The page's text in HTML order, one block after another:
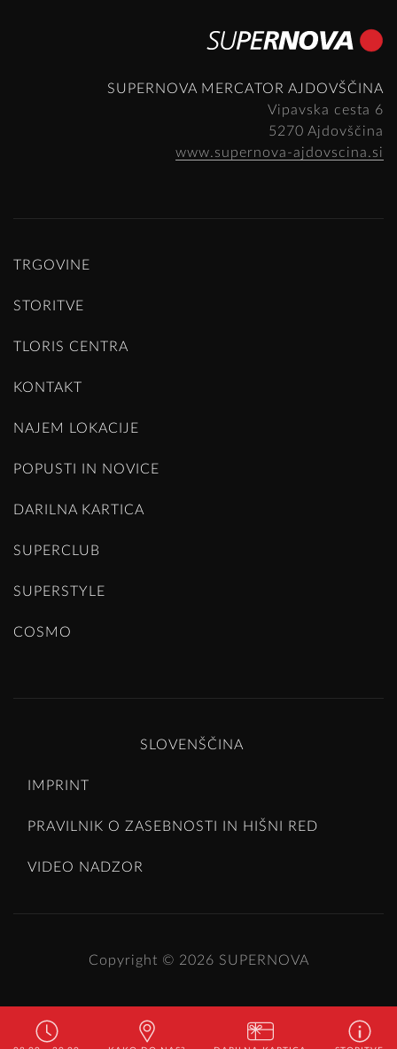
TRGOVINE
STORITVE
TLORIS CENTRA
KONTAKT
NAJEM LOKACIJE
POPUSTI IN NOVICE
DARILNA KARTICA
SUPERCLUB
SUPERSTYLE
COSMO
SUPERNOVA MERCATOR AJDOVŠČINA
Vipavska cesta 6
5270 Ajdovščina
www.supernova-ajdovscina.si
SLOVENŠČINA
IMPRINT
PRAVILNIK O ZASEBNOSTI IN HIŠNI RED
VIDEO NADZOR
Copyright © 2026 SUPERNOVA